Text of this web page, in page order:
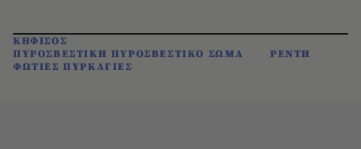
ΚΗΦΙΣΟΣ
ΠΥΡΟΣΒΕΣΤΙΚΗ ΠΥΡΟΣΒΕΣΤΙΚΟ ΣΩΜΑ
ΡΕΝΤΗ
ΦΩΤΙΕΣ ΠΥΡΚΑΓΙΕΣ